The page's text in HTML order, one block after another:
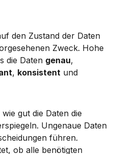
den Zustand der Daten
Zweck. Hohe
die Daten genau
, konsistent
gut die Daten die
Ungenaue Daten
führen.
ob alle benötigten